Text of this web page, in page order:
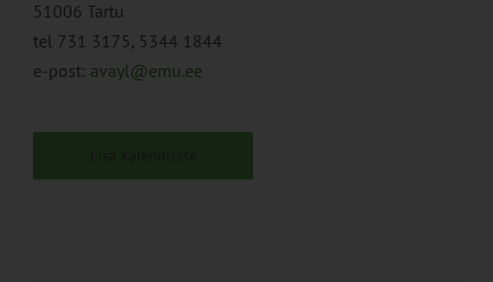
51006 Tartu
tel 731 3175, 5344 1844
e-post: avayl@emu.ee